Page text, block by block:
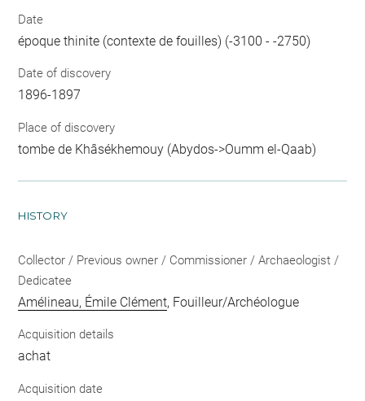
Date
époque thinite (contexte de fouilles) (-3100 - -2750)
Date of discovery
1896-1897
Place of discovery
tombe de Khâsékhemouy (Abydos->Oumm el-Qaab)
HISTORY
Collector / Previous owner / Commissioner / Archaeologist /
Dedicatee
Amélineau, Émile Clément, Fouilleur/Archéologue
Acquisition details
achat
Acquisition date